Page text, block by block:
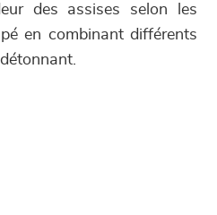
des assises selon les
en combinant différents